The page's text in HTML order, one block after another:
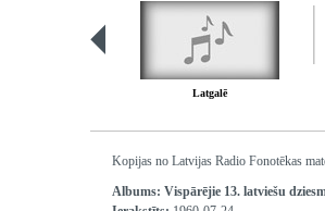
Latgalē
Kopijas no Latvijas Radio Fonotēkas
Albums: Vispārējie 13. latviešu